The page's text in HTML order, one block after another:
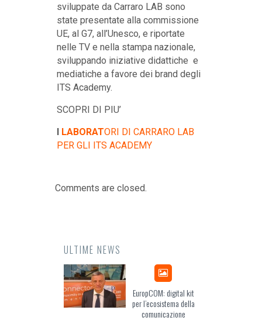
sviluppate da Carraro LAB sono
state presentate alla commissione
UE, al G7, all’Unesco, e riportate
nelle TV e nella stampa nazionale,
sviluppando iniziative didattiche e
mediatiche a favore dei brand degli
ITS Academy.
SCOPRI DI PIU’
LABORATORI DI CARRARO LAB
PER GLI ITS ACADEMY
Comments are closed.
ULTIME NEWS
EuropCOM: digital kit
per l’ecosistema della
comunicazione